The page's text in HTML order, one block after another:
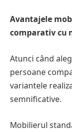
Avantajele
comparativ cu
Atunci când
persoane
variantele
semnificative.
Mobilierul